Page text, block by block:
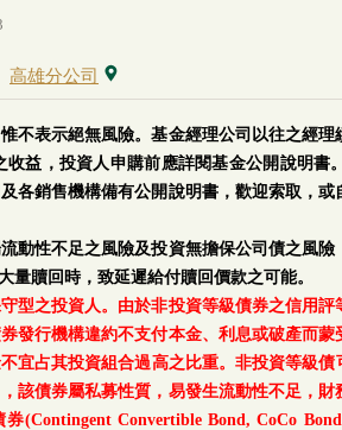
高雄分公司
不表示絕無風險。基金經理公司以往之經
益，投資人申購前應詳閱基金公開說明書
各銷售機構備有公開說明書，歡迎索取，或
動性不足之風險及投資無擔保公司債之風
贖回時，致延遲給付贖回價款之可能。
型之投資人。由於非投資等級債券之信用
發行機構違約不支付本金、利息或破產而
宜占其投資組合過高之比重。非投資等級
該債券屬私募性質，易發生流動性不足，
Convertible Bond, CoCo